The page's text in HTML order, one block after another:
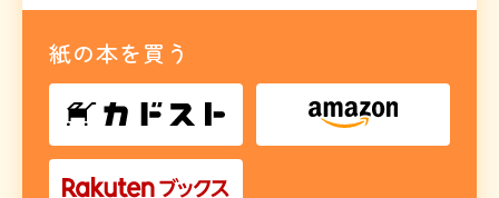
紙の本を買う